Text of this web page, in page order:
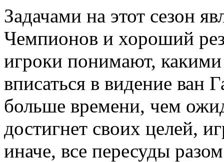
Задачами на этот сезон
Чемпионов и хороший
игроки понимают,
вписаться в видение ван
больше времени, чем
достигнет своих целей,
иначе, все пересуды